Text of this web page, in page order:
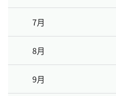
7月
8月
9月